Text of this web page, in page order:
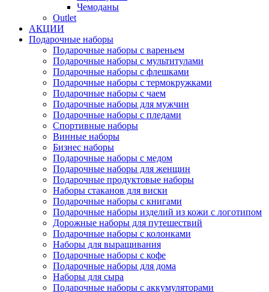
Чемоданы
Outlet
АКЦИИ
Подарочные наборы
Подарочные наборы с вареньем
Подарочные наборы с мультитулами
Подарочные наборы с флешками
Подарочные наборы с термокружками
Подарочные наборы с чаем
Подарочные наборы для мужчин
Подарочные наборы с пледами
Спортивные наборы
Винные наборы
Бизнес наборы
Подарочные наборы с медом
Подарочные наборы для женщин
Подарочные продуктовые наборы
Наборы стаканов для виски
Подарочные наборы с книгами
Подарочные наборы изделий из кожи с логотипом
Дорожные наборы для путешествий
Подарочные наборы с колонками
Наборы для выращивания
Подарочные наборы с кофе
Подарочные наборы для дома
Наборы для сыра
Подарочные наборы с аккумуляторами